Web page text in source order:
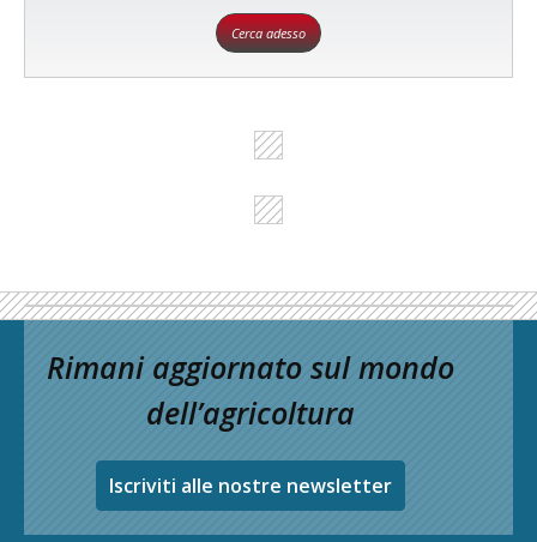
Cerca adesso
Rimani aggiornato sul mondo
dell’agricoltura
Iscriviti alle nostre newsletter